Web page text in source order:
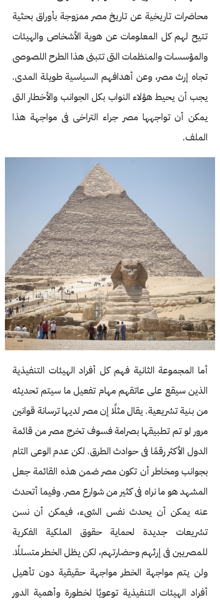
محاضرات تاريخية عن تاريخ مصر ممزوجة بأوراق بحثية
تتيح لهم كل المعلومات عن هوية الأشخاص والهيئات
والمؤسسات والمنظمات التى تتبنى هذا الطرح اللصوصى
تجاه إرث مصر، وعن أهدافهم السياسية طويلة المدى.
يجب أن يحيط هؤلاء النواب بكل الجوانب والأخطار التى
يمكن أن تواجهها مصر جراء التراخى فى مواجهة هذا
الملف.
أما المجموعة الثانية فهم كل أفراد الهيئات التنفيذية
الذين سيقع على عاتقهم مهام تفعيل ما سيتم تحديثه
من بنية تشريعية. يقال مثلًا إن مصر لديها ترسانة قوانين
مرور لو تم تطبيقها بصرامة فسوف تخرج مصر من قائمة
الدول الأكثر رقمًا فى حوادث الطرق. لكن عدم الوعى التام
بجوانب ومخاطر أن تكون مصر ضمن هذه القائمة جعل
المشهد هو ما نراه فى كثير من شوارع مصر. وفيما أتحدث
عنه يمكن أن يحدث نفس الشىء، فيمكن أن نسن
تشريعات جديدة لحماية حقوق الملكية الفكرية
للمصريين فى إرثهم وحضارتهم، لكن يظل الخطر متسللًا.
ولن يتم مواجهة الخطر مواجهة حقيقية دون تأهيل
أفراد الهيئات التنفيذية توعويًا لخطورة وأهمية الدور